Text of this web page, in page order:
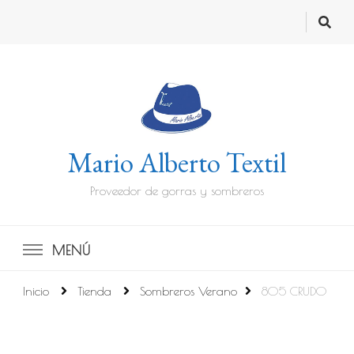
Mario Alberto Textil
Proveedor de gorras y sombreros
MENÚ
Inicio Tienda Sombreros Verano 805 CRUDO